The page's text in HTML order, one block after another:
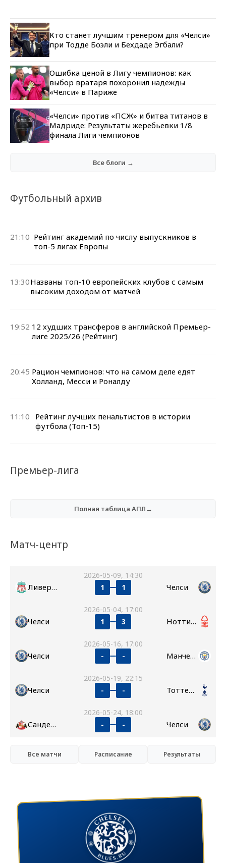
Кто станет лучшим тренером для «Челси»
при Тодде Боэли и Бехдаде Эгбали?
Ошибка ценой в Лигу чемпионов: как
выбор вратаря похоронил надежды
«Челси» в Париже
«Челси» против «ПСЖ» и битва титанов в
Мадриде: Результаты жеребьевки 1/8
финала Лиги чемпионов
Все блоги →
Футбольный архив
21:10 Рейтинг академий по числу выпускников в
топ-5 лигах Европы
13:30Названы топ-10 европейских клубов с самым
высоким доходом от матчей
19:52 12 худших трансферов в английской Премьер-
лиге 2025/26 (Рейтинг)
20:45 Рацион чемпионов: что на самом деле едят
Холланд, Месси и Роналду
11:10
Рейтинг лучших пенальтистов в истории
футбола (Топ-15)
Премьер-лига
Полная таблица АПЛ→
Матч-центр
2026-05-09, 14:30
Ливерпуль 1 1 Челси
2026-05-04, 17:00
Челси 1 3 Ноттингем Форест
2026-05-16, 17:00
Челси - - Манчестер Сити
2026-05-19, 22:15
Челси - - Тоттенхэм
2026-05-24, 18:00
Сандерленд - - Челси
Все матчи Расписание Результаты